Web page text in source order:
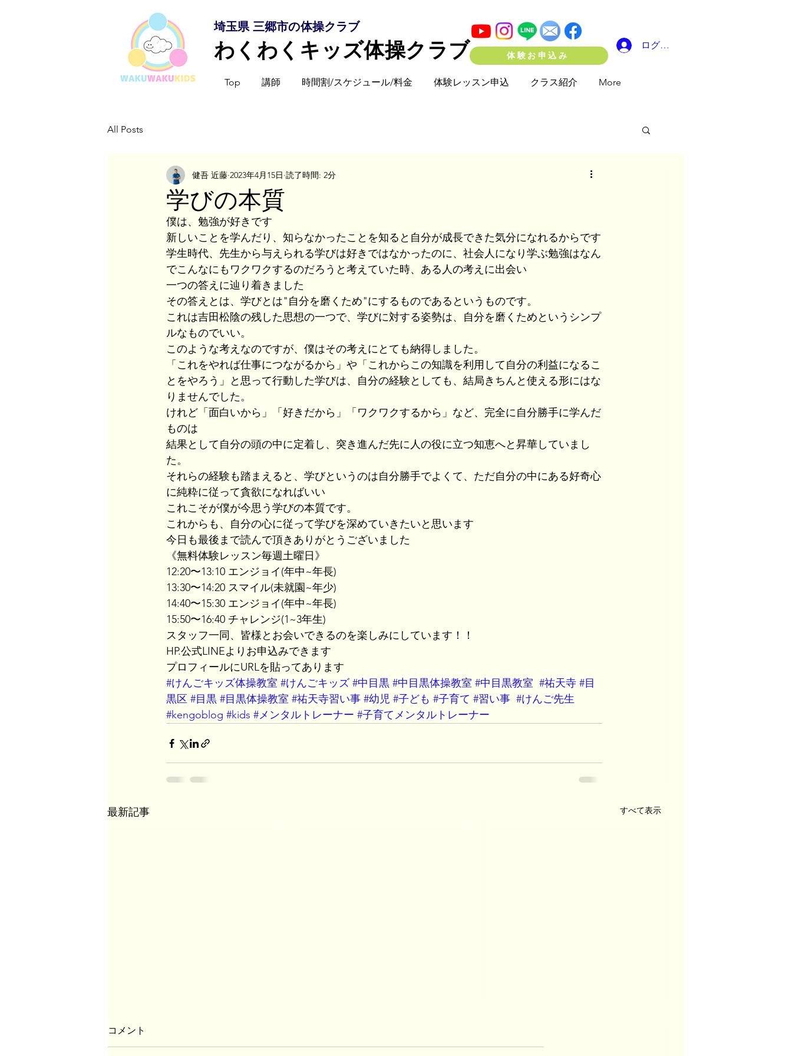
埼玉県 三郷市の体操クラブ
わくわくキッズ体操クラブ 体験お申込み
ログイン
Top 講師 時間割/スケジュール/料金 体験レッスン申込 クラス紹介 More
All Posts
学びの本質
健吾 近藤 2023年4月15日 読了時間: 2分
僕は、勉強が好きです
新しいことを学んだり、知らなかったことを知ると自分が成長できた気分になれるからです
学生時代、先生から与えられる学びは好きではなかったのに、社会人になり学ぶ勉強はなん
でこんなにもワクワクするのだろうと考えていた時、ある人の考えに出会い
一つの答えに辿り着きました
その答えとは、学びとは"自分を磨くため"にするものであるというものです。
これは吉田松陰の残した思想の一つで、学びに対する姿勢は、自分を磨くためというシンプ
ルなものでいい。
このような考えなのですが、僕はその考えにとても納得しました。
「これをやれば仕事につながるから」や「これからこの知識を利用して自分の利益になるこ
とをやろう」と思って行動した学びは、自分の経験としても、結局きちんと使える形にはな
りませんでした。
けれど「面白いから」「好きだから」「ワクワクするから」など、完全に自分勝手に学んだ
ものは
結果として自分の頭の中に定着し、突き進んだ先に人の役に立つ知恵へと昇華していまし
た。
それらの経験も踏まえると、学びというのは自分勝手でよくて、ただ自分の中にある好奇心
に純粋に従って貪欲になればいい
これこそが僕が今思う学びの本質です。
これからも、自分の心に従って学びを深めていきたいと思います
今日も最後まで読んで頂きありがとうございました
《無料体験レッスン毎週土曜日》
12:20〜13:10 エンジョイ(年中~年長)
13:30〜14:20 スマイル(未就園~年少)
14:40〜15:30 エンジョイ(年中~年長)
15:50〜16:40 チャレンジ(1~3年生)
スタッフ一同、皆様とお会いできるのを楽しみにしています！！
HP.公式LINEよりお申込みできます
プロフィールにURLを貼ってあります
#けんごキッズ体操教室 #けんごキッズ #中目黒 #中目黒体操教室 #中目黒教室 #祐天寺 #目
黒区 #目黒 #目黒体操教室 #祐天寺習い事 #幼児 #子ども #子育て #習い事 #けんご先生
#kengoblog #kids #メンタルトレーナー #子育てメンタルトレーナー
最新記事 すべて表示
コメント